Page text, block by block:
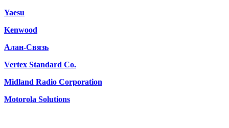
Yaesu
Kenwood
Алан-Связь
Vertex Standard Co.
Midland Radio Corporation
Motorola Solutions